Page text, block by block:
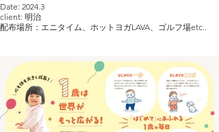
Date: 2024.3
client: 明治
配布場所：エニタイム、ホットヨガLAVA、ゴルフ場etc..